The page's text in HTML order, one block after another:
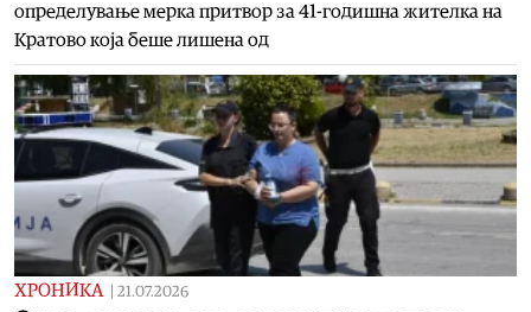
определување мерка притвор за 41-годишна жителка на
Кратово која беше лишена од
ХРОНИКА 21.07.2026